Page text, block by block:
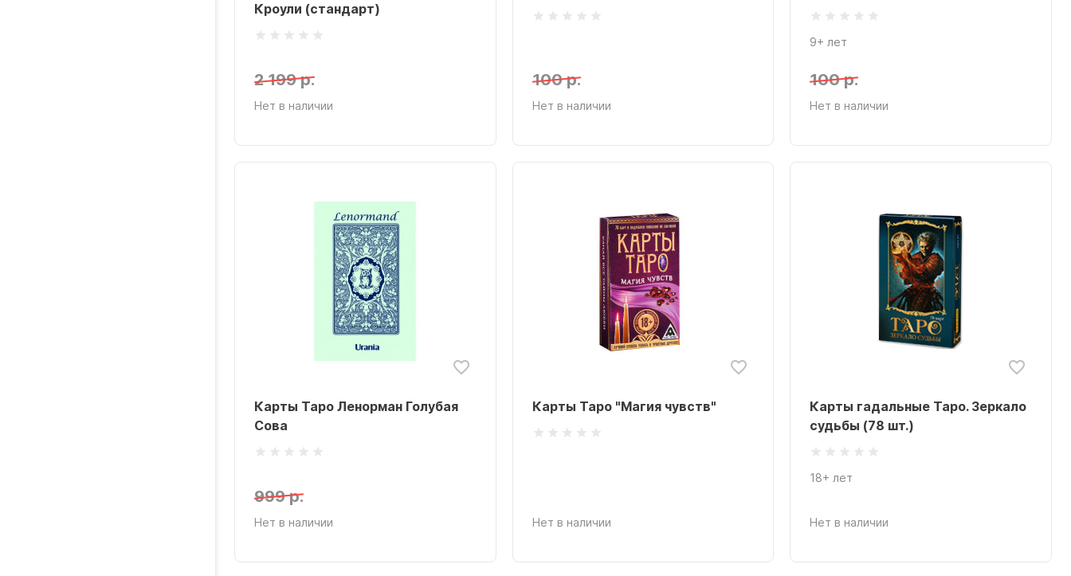
Кроули (стандарт)
2 199 р.
Нет в наличии
100 р.
Нет в наличии
9+ лет
100 р.
Нет в наличии
Карты Таро Ленорман Голубая
Сова
999 р.
Нет в наличии
Карты Таро "Магия чувств"
Нет в наличии
Карты гадальные Таро. Зеркало
судьбы (78 шт.)
18+ лет
Нет в наличии